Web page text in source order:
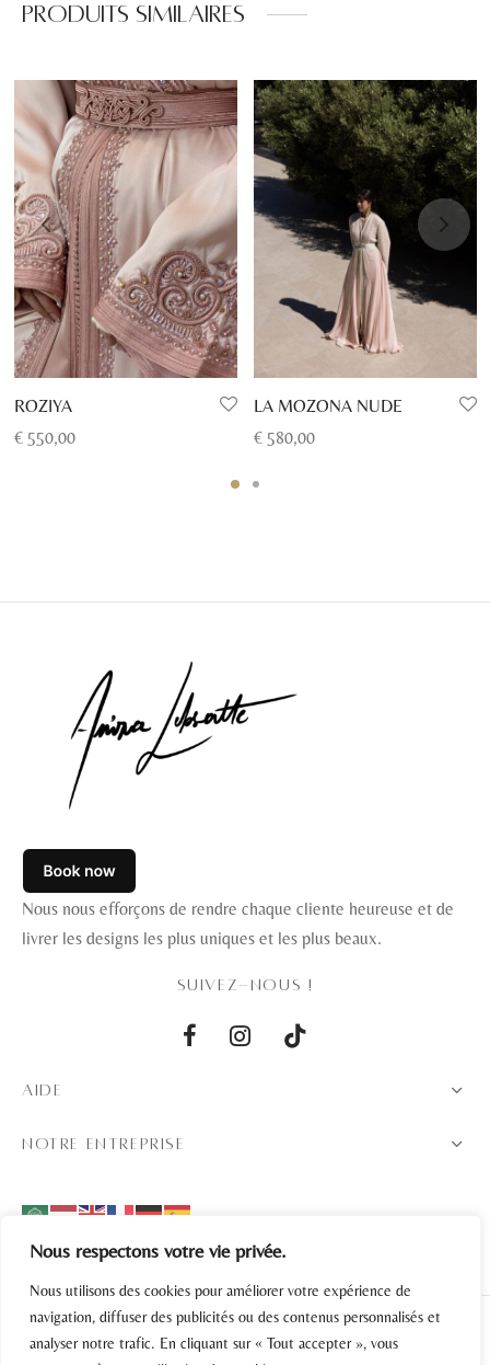
Nous respectons votre vie privée.
Nous utilisons des cookies pour améliorer votre expérience de
navigation, diffuser des publicités ou des contenus personnalisés et
analyser notre trafic. En cliquant sur « Tout accepter », vous
Produits similaires
ROZIYA
€550,00
LA MOZONA NUDE
€580,00
Nous nous efforçons de rendre chaque cliente heureuse et de
livrer les designs les plus uniques et les plus beaux.
SUIVEZ-NOUS !
AIDE
NOTRE ENTREPRISE
Politique de confidentialité